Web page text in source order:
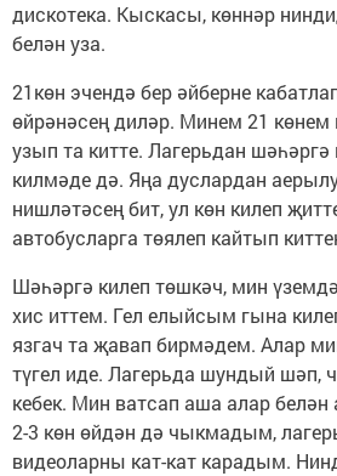
дискотека. Кыскасы, көннәр
белән уза.
21көн эчендә бер әйберне
өйрәнәсең диләр. Минем 21
узып та китте. Лагерьдан
килмәде дә. Яңа дуслардан
нишләтәсең бит, ул көн килеп
автобусларга төялеп кайтып
Шәһәргә килеп төшкәч, мин
хис иттем. Гел елыйсым гына
язгач та җавап бирмәдем. Алар
түгел иде. Лагерьда шундый
кебек. Мин ватсап аша алар
2-3 көн өйдән дә чыкмадым,
видеоларны кат-кат карадым.